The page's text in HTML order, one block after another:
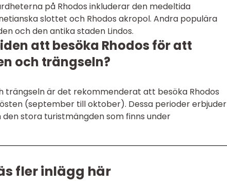
på Rhodos inkluderar den medeltida
slottet och Rhodos akropol. Andra populära
och den antika staden Lindos.
att besöka Rhodos för att
och trängseln?
trängseln är det rekommenderat att besöka Rhodos
(september till oktober). Dessa perioder erbjuder
stora turistmängden som finns under
fler inlägg här